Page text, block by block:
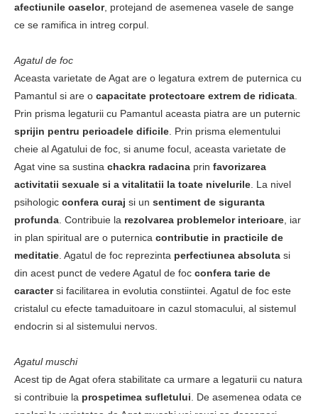
afectiunile oaselor, protejand de asemenea vasele de sange
ce se ramifica in intreg corpul.
Agatul de foc
Aceasta varietate de Agat are o legatura extrem de puternica cu
Pamantul si are o capacitate protectoare extrem de ridicata
Prin prisma legaturii cu Pamantul aceasta piatra are un puternic
sprijin pentru perioadele dificile . Prin prisma elementului
cheie al Agatului de foc, si anume focul, aceasta varietate de
Agat vine sa sustina chackra radacina prin favorizarea
activitatii sexuale si a vitalitatii la toate nivelurile . La nivel
psihologic confera curaj si un sentiment de siguranta
profunda . Contribuie la rezolvarea problemelor interioare , iar
in plan spiritual are o puternica contributie in practicile de
meditatie . Agatul de foc reprezinta perfectiunea absoluta si
din acest punct de vedere Agatul de foc confera tarie de
caractersi facilitarea in evolutia constiintei. Agatul de foc este
cristalul cu efecte tamaduitoare in cazul stomacului, al sistemul
endocrin si al sistemului nervos.
Agatul muschi
Acest tip de Agat ofera stabilitate ca urmare a legaturii cu natura
si contribuie la prospetimea sufletului . De asemenea odata ce